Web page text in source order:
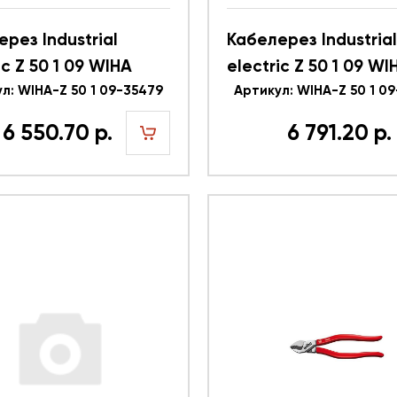
Industrial
Z 50 1 09 WIHA
WIHA-Z 50 1 09-35479
550.70 р.
Кабелерез Industrial
electric Z 50 1 09
38865
Артикул: WIHA-Z 50 1
6 791.20 р.